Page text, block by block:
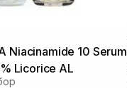
Niacinamide 10 Serum
Licorice AL